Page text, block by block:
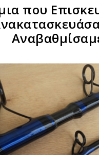
που